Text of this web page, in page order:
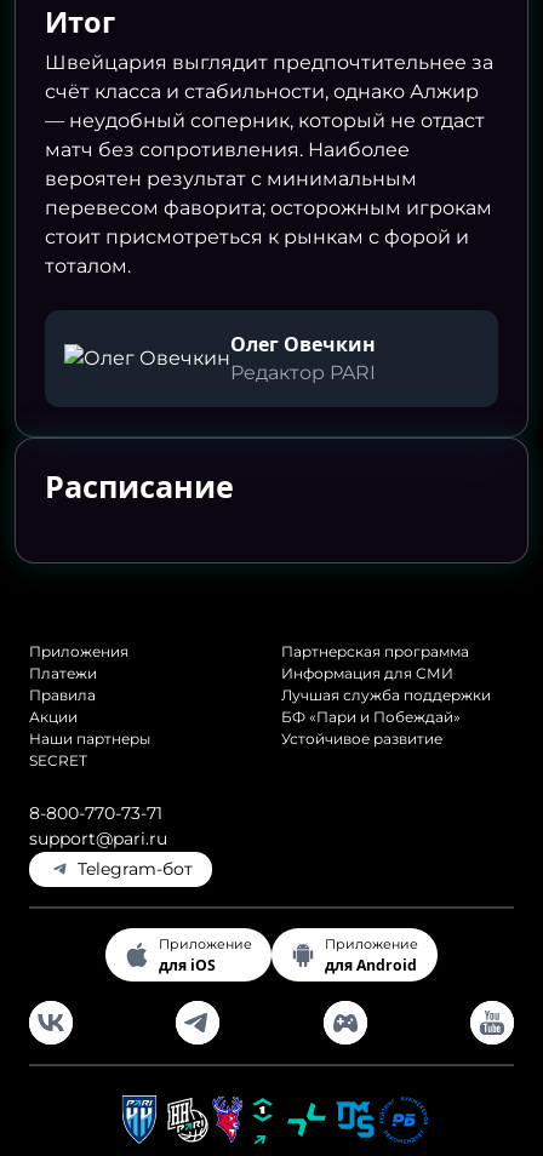
Итог
Швейцария выглядит предпочтительнее за
счёт класса и стабильности, однако Алжир
— неудобный соперник, который не отдаст
матч без сопротивления. Наиболее
вероятен результат с минимальным
перевесом фаворита; осторожным игрокам
стоит присмотреться к рынкам с форой и
тоталом.
Олег Овечкин
Редактор PARI
Расписание
Приложения
Платежи
Правила
Акции
Наши партнеры
SECRET
Партнерская программа
Информация для СМИ
Лучшая служба поддержки
БФ «Пари и Побеждай»
Устойчивое развитие
8-800-770-73-71
support@pari.ru
Telegram-бот
Приложение
для iOS
Приложение
для Android